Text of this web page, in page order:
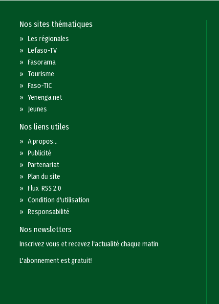
Nos sites thématiques
»Les régionales
»Lefaso-TV
»Fasorama
»Tourisme
»Faso-TIC
»Yenenga.net
» Jeunes
Nos liens utiles
»A propos...
»Publicité
»Partenariat
»Plan du site
»Flux RSS 2.0
»Condition d'utilisation
»Responsabilité
Nos newsletters
Inscrivez vous et recevez l'actualité chaque matin
L'abonnement est gratuit!